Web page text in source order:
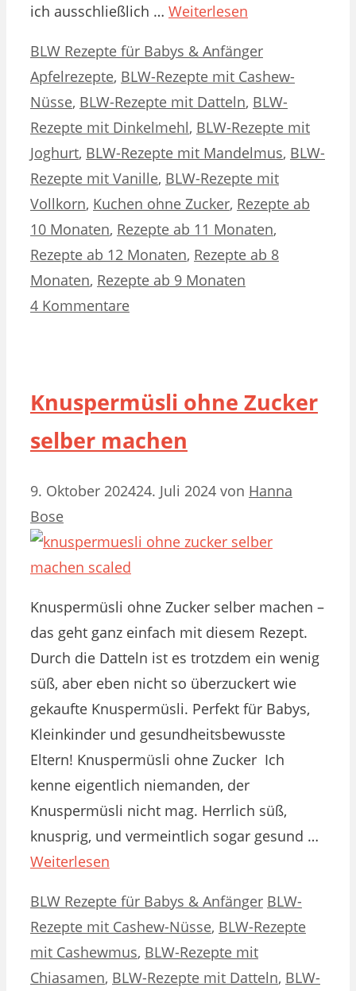
ich ausschließlich … Weiterlesen
Kategorien
BLW Rezepte für Babys & AnfängerSchlagwörter
Apfelrezepte, BLW-Rezepte mit Cashew-
Nüsse, BLW-Rezepte mit Datteln, BLW-
Rezepte mit Dinkelmehl, BLW-Rezepte mit
Joghurt, BLW-Rezepte mit Mandelmus, BLW-
Rezepte mit Vanille, BLW-Rezepte mit
Vollkorn, Kuchen ohne Zucker, Rezepte ab
10 Monaten, Rezepte ab 11 Monaten,
Rezepte ab 12 Monaten, Rezepte ab 8
Monaten, Rezepte ab 9 Monaten
4 Kommentare
Knuspermüsli ohne Zucker
selber machen
9. Oktober 202424. Juli 2024 von Hanna
Bose
Knuspermüsli ohne Zucker selber machen –
das geht ganz einfach mit diesem Rezept.
Durch die Datteln ist es trotzdem ein wenig
süß, aber eben nicht so überzuckert wie
gekaufte Knuspermüsli. Perfekt für Babys,
Kleinkinder und gesundheitsbewusste
Eltern! Knuspermüsli ohne Zucker Ich
kenne eigentlich niemanden, der
Knuspermüsli nicht mag. Herrlich süß,
knusprig, und vermeintlich sogar gesund …
Weiterlesen
Kategorien
BLW Rezepte für Babys & Anfänger Schlagwörter
BLW-
Rezepte mit Cashew-Nüsse, BLW-Rezepte
mit Cashewmus, BLW-Rezepte mit
Chiasamen, BLW-Rezepte mit Datteln, BLW-